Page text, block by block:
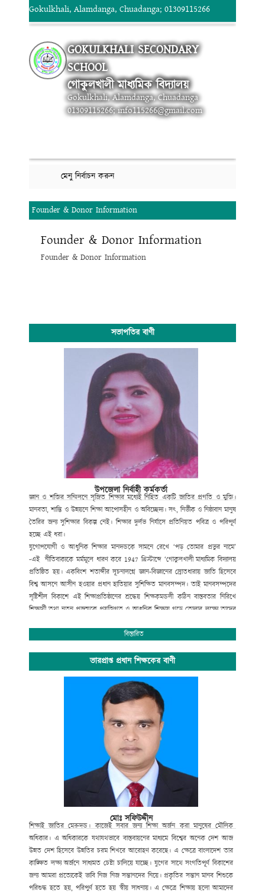
Gokulkhali, Alamdanga, Chuadanga; 01309115266
GOKULKHALI SECONDARY
SCHOOL
গোকুলখালী মাধ্যমিক বিদ্যালয়
Gokulkhali, Alamdanga, Chuadanga
01309115266; info115266@gmail.com
মেনু নির্বাচন করুন
Founder & Donor Information
Founder & Donor Information
Founder & Donor Information
সভাপতির বাণী
উপজেলা নির্বাহী কর্মকর্তা
জ্ঞান ও শক্তির সম্মিলনে সৃজিত শিক্ষার মধ্যেই নিহিত একটি জাতির প্রগতি ও মুক্তি।
মানবতা, শান্তি ও উন্নয়নে শিক্ষা আপোসহীন ও অবিচ্ছেদ্য। সৎ, নির্ভীক ও নিষ্ঠাবান মানুষ
তৈরির জন্য সুশিক্ষার বিকল্প নেই। শিক্ষার দুর্লভ নির্যাসে প্রতিনিয়ত পবিত্র ও পরিপূর্ণ
হচ্ছে এই ধরা।
যুগোপযোগী ও আধুনিক শিক্ষার মানদন্ডকে সামনে রেখে ‘পড় তোমার প্রভুর নামে’
-এই নীতিবাক্যকে মর্মমূলে ধারণ করে1947 খ্রিস্টাব্দে ‘গোকুলখালী মাধ্যমিক বিদ্যালয়
প্রতিষ্ঠিত হয়। একবিংশ শতাব্দীর সূচনালগ্নে জ্ঞান-বিজ্ঞানের স্রোতধারায় জাতি হিসেবে
বিশ্ব আসনে আসীন হওয়ার প্রধান হাতিয়ার সুশিক্ষিত মানবসম্পদ। তাই মানবসম্পদের
সৃষ্টিশীল বিকাশে এই শিক্ষাপ্রতিষ্ঠানের শ্রদ্ধেয় শিক্ষকমন্ডলী কঠিন বাস্তবতার নিরিখে
শিক্ষার্থী তথা নতুন প্রজন্মকে প্রযুক্তিগত ও আধুনিক শিক্ষায় গড়ে তোলার লক্ষ্যে তাদের
অপ্রতিরোধ্য অগ্রযাত্রায় এগিয়ে যাচ্ছে বাংলাদেশের শিক্ষা ব্যবস্থা। বিদ্যালয়ে গতানুগতিক
শিক্ষার্থীদের উৎসাহ প্রদানেও উক্ত শিক্ষাপ্রতিষ্ঠান বদ্ধপরিকর।
সাংস্কৃতিক বিকাশ, প্রগতিশীল চিন্তা, শৃঙ্খলা, নিরাপত্তা ও নিরবচ্ছিন্ন শান্তির মূল্যবোধকে
ধারণ করে আমাদের এই স্বাপ্নিক যাত্রায় সকল শিক্ষক, শিক্ষার্থী, অভিভাবক ও
গুণিজনসহ সংশ্লিষ্ট সকলের ঐকান্তিক সহযোগিতা প্রত্যাশা করছি। এই শিক্ষা প্রতিষ্ঠানের
সর্বাঙ্গীন উন্নতি ও ভবিষ্যৎ পরিকল্পনা রুপায়নে গঠনমূলক সমালোচনাসহ আপনাদের
মূল্যবান পরামর্শ ও সহযোগিতা আমাদের কাম্য।
গোকুলখালী মাধ্যমিক বিদ্যালয়
আলমডাঙ্গা, চুয়াডাঙ্গা।
বিস্তারিত
ভারপ্রাপ্ত প্রধান শিক্ষকের বাণী
মোঃ সফিউদ্দীন
শিক্ষাই জাতির মেরুদন্ড। কাজেই সবার জন্য শিক্ষা অর্জন করা মানুষের মৌলিক
অধিকার। এ অধিকারকে যথাযথভাবে বাস্তবায়নের মাধ্যমে বিশ্বের অনেক দেশ আজ
উন্নত দেশ হিসেবে উন্নতির চরম শিখরে আরোহণ করেছে। এ ক্ষেত্রে বাংলাদেশ তার
কাঙ্ক্ষিত লক্ষ্য অর্জনে সাধ্যমত চেষ্টা চালিয়ে যাচ্ছে। যুগের সাথে সংগতিপূর্ণ বিকাশের
জন্য আমরা প্রত্যেকেই ভাবি নিজ নিজ সন্তানদের নিয়ে। প্রকৃতির সন্তান মানব শিশুকে
পরিশুদ্ধ হতে হয়, পরিপুর্ণ হতে হয় স্বীয় সাধনায়। এ ক্ষেত্রে শিক্ষায় হলো আমাদের